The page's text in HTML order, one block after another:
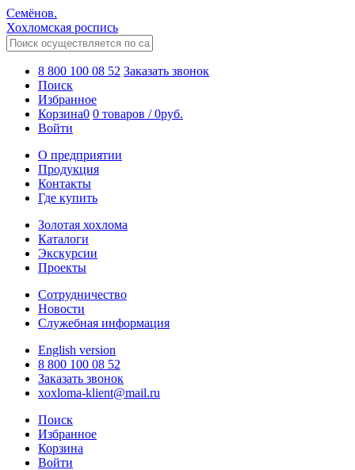
Семёнов.
Хохломская роспись
8 800 100 08 52 Заказать звонок
Поиск
Избранное
Корзина0 0 товаров /0руб.
Войти
О предприятии
Продукция
Контакты
Где купить
Золотая хохлома
Каталоги
Экскурсии
Проекты
Сотрудничество
Новости
Служебная информация
English version
8 800 100 08 52
Заказать звонок
xoxloma-klient@mail.ru
Поиск
Избранное
Корзина
Войти